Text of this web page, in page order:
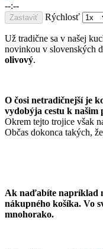
--:--
Zastaviť Rýchlosť
Už tradične sa v našej
novinkou v slovenských
olivový.
O čosi netradičnejší je
vydobýja cestu k našim
Okrem tejto trojice však
Občas dokonca takých,
Ak naďabíte napríklad
nákupného košíka. Vo
mnohorako.